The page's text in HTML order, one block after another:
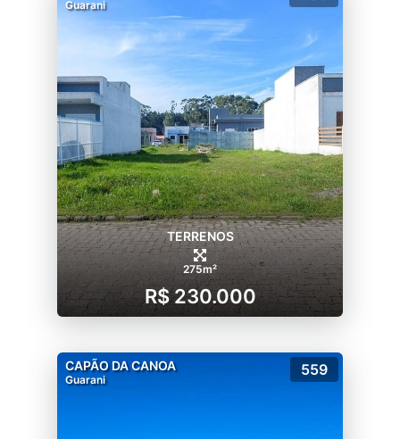
Guarani
TERRENOS
275m²
R$ 230.000
CAPÃO DA CANOA
Guarani
559